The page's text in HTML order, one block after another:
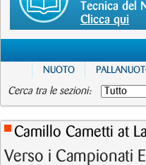
Tecnica del
Clicca qui
NUOTO
Cerca tra le sezioni:
Camillo Cametti at
Verso i Campionati